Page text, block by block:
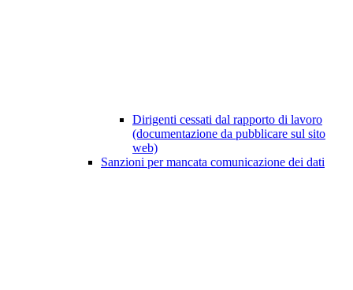
Dirigenti cessati dal rapporto di lavoro
(documentazione da pubblicare sul sito
web)
Sanzioni per mancata comunicazione dei dati